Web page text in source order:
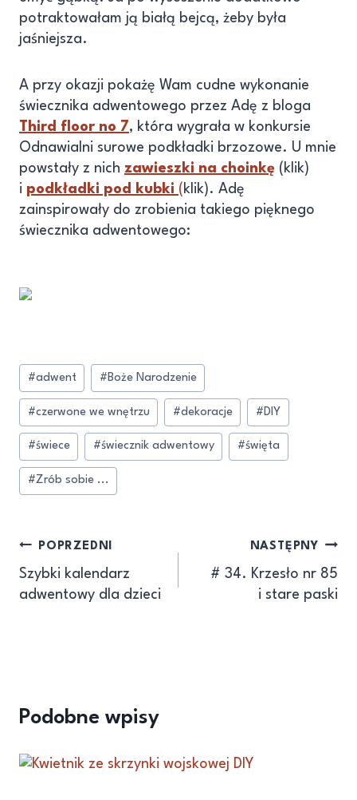
potraktowałam ją białą bejcą, żeby była
jaśniejsza.
A przy okazji pokażę Wam cudne wykonanie
świecznika adwentowego przez Adę z bloga
Third floor no 7, która wygrała w konkursie
Odnawialni surowe podkładki brzozowe. U mnie
powstały z nich zawieszki na choinkę (klik)
i podkładki pod kubki ( klik). Adę
zainspirowały do zrobienia takiego pięknego
świecznika adwentowego:
#adwent # Boże Narodzenie
#czerwone we wnętrzu #dekoracje # DIY
#świece #świecznik adwentowy #święta
#Zrób sobie ...
POPRZEDNI
Szybki kalendarz
adwentowy dla dzieci
NASTĘPNY
# 34. Krzesło nr 85
i stare paski
Podobne wpisy